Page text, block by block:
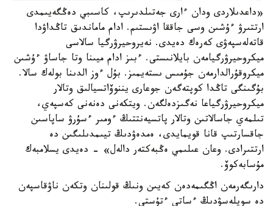
«داعدىلاردى ودان ءارى جەتىلدىرىپ، كاسىبي دەڭگەيىمدى
ارتتىرۋ ءۇشىن وسى جاققا اۋىستىم. ادام ماماندىق تاڭداۋدا
قاتەلەسپەۋى كەرەك دەيدى. نەيروحيرۋرگيا سالاسى
ميكروحيرۋرگيامەن بايلانىستى. ءبىز ادام ميىنا وتا جاساۋ ءۇشىن
ميكروقۇرالدارمەن جۇمىس ىستەيمىز. بۇل ءوز الدىنا بولەك سالا.
بۇگىنگى تاڭدا كوپتەگەن جوعارى يننوۆاتسيالىق وتالار
ميكروحيرۋرگياعا نەگىزدەلگەن. ويتكەنى دەنەنى كەسپەي،
تىلمەي جاسالاتىن وتالار پاتسيەنتتىڭ ءومىر ءسۇرۋ ساپاسىن
جاقسارتىپ قانا قويمايدى، ەمدەۋدىڭ تيىمدىلىگىن دە
ارتتىرادى. وعان عىلىمي ەڭبەكتەر دالەل» - دەيدى يسلامبەك
مۇسابەكوۆ.
دارىگەرمەن اڭگىمەدەن كەيىن ونىڭ قولىنان وتكەن ناۋقاسپەن
دە سويلەسۋدىڭ ءساتى ءتۇستى.